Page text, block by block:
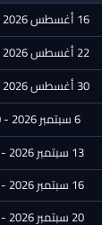
16 أغسطس 2026 - 18:00
22 أغسطس 2026 - 18:00
30 أغسطس 2026 - 22:30
6 سبتمبر 2026 - 20:00
13 سبتمبر 2026 - 20:00
16 سبتمبر 2026 - 20:00
20 سبتمبر 2026 - 20:00